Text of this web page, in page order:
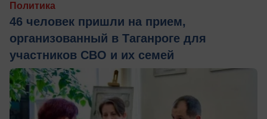
Политика
46 человек пришли на прием,
организованный в Таганроге для
участников СВО и их семей